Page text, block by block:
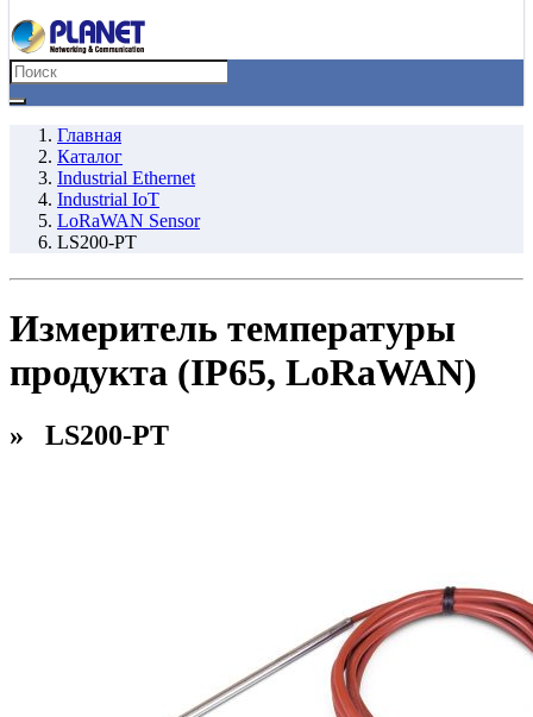
Главная
Каталог
Industrial Ethernet
Industrial IoT
LoRaWAN Sensor
LS200-PT
Измеритель температуры
продукта (IP65, LoRaWAN)
» LS200-PT